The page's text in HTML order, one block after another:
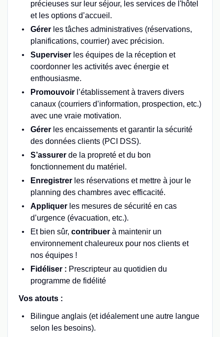
précieuses sur leur séjour, les services de l'hôtel
et les options d’accueil.
Gérerles tâches administratives (réservations,
planifications, courrier) avec précision.
Superviserles équipes de la réception et
coordonner les activités avec énergie et
enthousiasme.
Promouvoirl’établissement à travers divers
canaux (courriers d’information, prospection, etc.)
avec une vraie motivation.
Gérerles encaissements et garantir la sécurité
des données clients (PCI DSS).
S’assurerde la propreté et du bon
fonctionnement du matériel.
Enregistrerles réservations et mettre à jour le
planning des chambres avec efficacité.
Appliquerles mesures de sécurité en cas
d’urgence (évacuation, etc.).
Et bien sûr, contribuerà maintenir un
environnement chaleureux pour nos clients et
nos équipes !
Fidéliser : Prescripteur au quotidien du
programme de fidélité
Vos atouts :
Bilingue anglais (et idéalement une autre langue
selon les besoins).